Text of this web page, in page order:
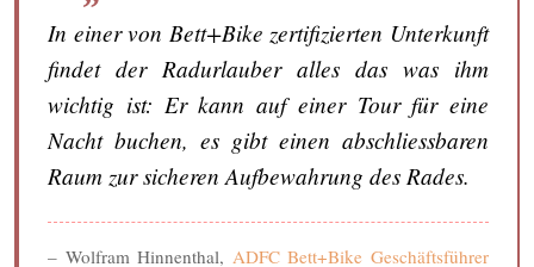
In einer von Bett+Bike zertifizierten Unterkunft
findet der Radurlauber alles das was ihm
wichtig ist: Er kann auf einer Tour für eine
Nacht buchen, es gibt einen abschliessbaren
Raum zur sicheren Aufbewahrung des Rades.
– Wolfram Hinnenthal, ADFC Bett+Bike Geschäftsführer